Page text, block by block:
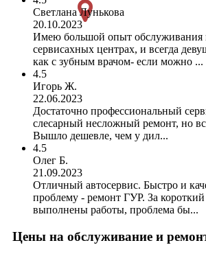
Светлана Лунькова
20.10.2023
Имею большой опыт обслуживания
сервисахных центрах, и всегда
как с зубным врачом- если можно ...
4.5
Игорь Ж.
22.06.2023
Достаточно профессиональный
слесарный несложный ремонт, но
Вышло дешевле, чем у дил...
4.5
Олег Б.
21.09.2023
Отличный автосервис. Быстро и
проблему - ремонт ГУР. За
выполнены работы, проблема бы...
Цены на обслуживание и